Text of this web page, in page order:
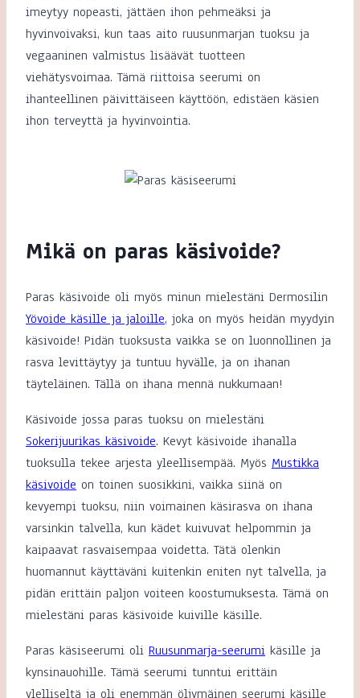
imeytyy nopeasti, jättäen ihon pehmeäksi ja
hyvinvoivaksi, kun taas aito ruusunmarjan tuoksu ja
vegaaninen valmistus lisäävät tuotteen
viehätysvoimaa. Tämä riittoisa seerumi on
ihanteellinen päivittäiseen käyttöön, edistäen käsien
ihon terveyttä ja hyvinvointia.
Mikä on paras käsivoide?
Paras käsivoide oli myös minun mielestäni Dermosilin
Yövoide käsille ja jaloille, joka on myös heidän myydyin
käsivoide! Pidän tuoksusta vaikka se on luonnollinen ja
rasva levittäytyy ja tuntuu hyvälle, ja on ihanan
täyteläinen. Tällä on ihana mennä nukkumaan!
Käsivoide jossa paras tuoksu on mielestäni
Sokerijuurikas käsivoide. Kevyt käsivoide ihanalla
tuoksulla tekee arjesta yleellisempää. Myös Mustikka
käsivoide on toinen suosikkini, vaikka siinä on
kevyempi tuoksu, niin voimainen käsirasva on ihana
varsinkin talvella, kun kädet kuivuvat helpommin ja
kaipaavat rasvaisempaa voidetta. Tätä olenkin
huomannut käyttäväni kuitenkin eniten nyt talvella, ja
pidän erittäin paljon voiteen koostumuksesta. Tämä on
mielestäni paras käsivoide kuiville käsille.
Paras käsiseerumi oli Ruusunmarja-seerumi käsille ja
kynsinauohille. Tämä seerumi tunntui erittäin
ylelliseltä ja oli enemmän öljymäinen seerumi käsille